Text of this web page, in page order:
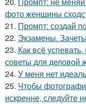
фото женщины
21. Промпт: создай
22. Экзамены.
23. Как всё
советы для деловой
24. У меня нет
25. Чтобы
искренне, следуйте